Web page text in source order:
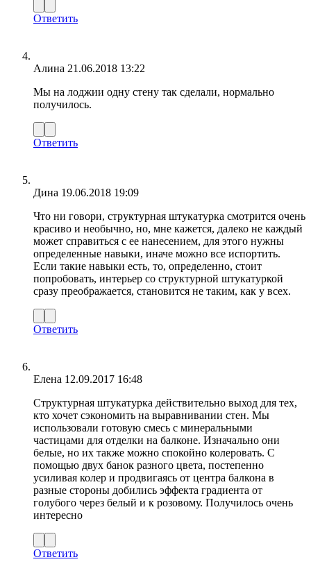
Ответить
Алина 21.06.2018 13:22
Мы на лоджии одну стену так сделали, нормально
получилось.
Ответить
Дина 19.06.2018 19:09
Что ни говори, структурная штукатурка смотрится очень
красиво и необычно, но, мне кажется, далеко не каждый
может справиться с ее нанесением, для этого нужны
определенные навыки, иначе можно все испортить.
Если такие навыки есть, то, определенно, стоит
попробовать, интерьер со структурной штукатуркой
сразу преображается, становится не таким, как у всех.
Ответить
Елена 12.09.2017 16:48
Структурная штукатурка действительно выход для тех,
кто хочет сэкономить на выравнивании стен. Мы
использовали готовую смесь с минеральными
частицами для отделки на балконе. Изначально они
белые, но их также можно спокойно колеровать. С
помощью двух банок разного цвета, постепенно
усиливая колер и продвигаясь от центра балкона в
разные стороны добились эффекта градиента от
голубого через белый и к розовому. Получилось очень
интересно
Ответить